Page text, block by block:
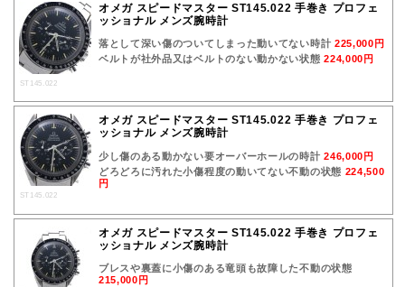
ST145.022
オメガ スピードマスター ST145.022 手巻き プロフェ
ッショナル メンズ腕時計
落として深い傷のついてしまった動いてない時計 225,000円
ベルトが社外品又はベルトのない動かない状態224,000円
ST145.022
オメガ スピードマスター ST145.022 手巻き プロフェ
ッショナル メンズ腕時計
少し傷のある動かない要オーバーホールの時計246,000円
どろどろに汚れた小傷程度の動いてない不動の状態 224,500
円
オメガ スピードマスター ST145.022 手巻き プロフェ
ッショナル メンズ腕時計
ブレスや裏蓋に小傷のある竜頭も故障した不動の状態
215,000円